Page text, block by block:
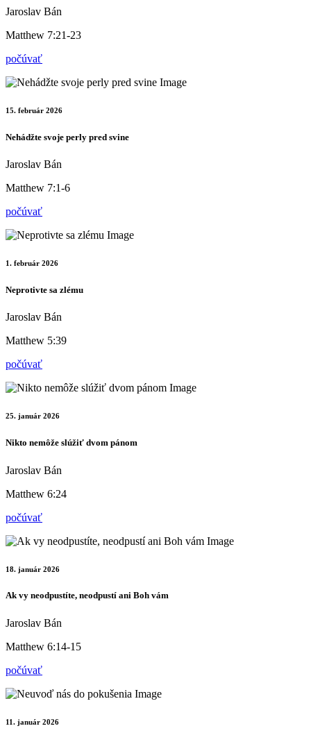
Jaroslav Bán
Matthew 7:21-23
počúvať
15. február 2026
Nehádžte svoje perly pred svine
Jaroslav Bán
Matthew 7:1-6
počúvať
1. február 2026
Neprotivte sa zlému
Jaroslav Bán
Matthew 5:39
počúvať
25. január 2026
Nikto nemôže slúžiť dvom pánom
Jaroslav Bán
Matthew 6:24
počúvať
18. január 2026
Ak vy neodpustíte, neodpustí ani Boh vám
Jaroslav Bán
Matthew 6:14-15
počúvať
11. január 2026